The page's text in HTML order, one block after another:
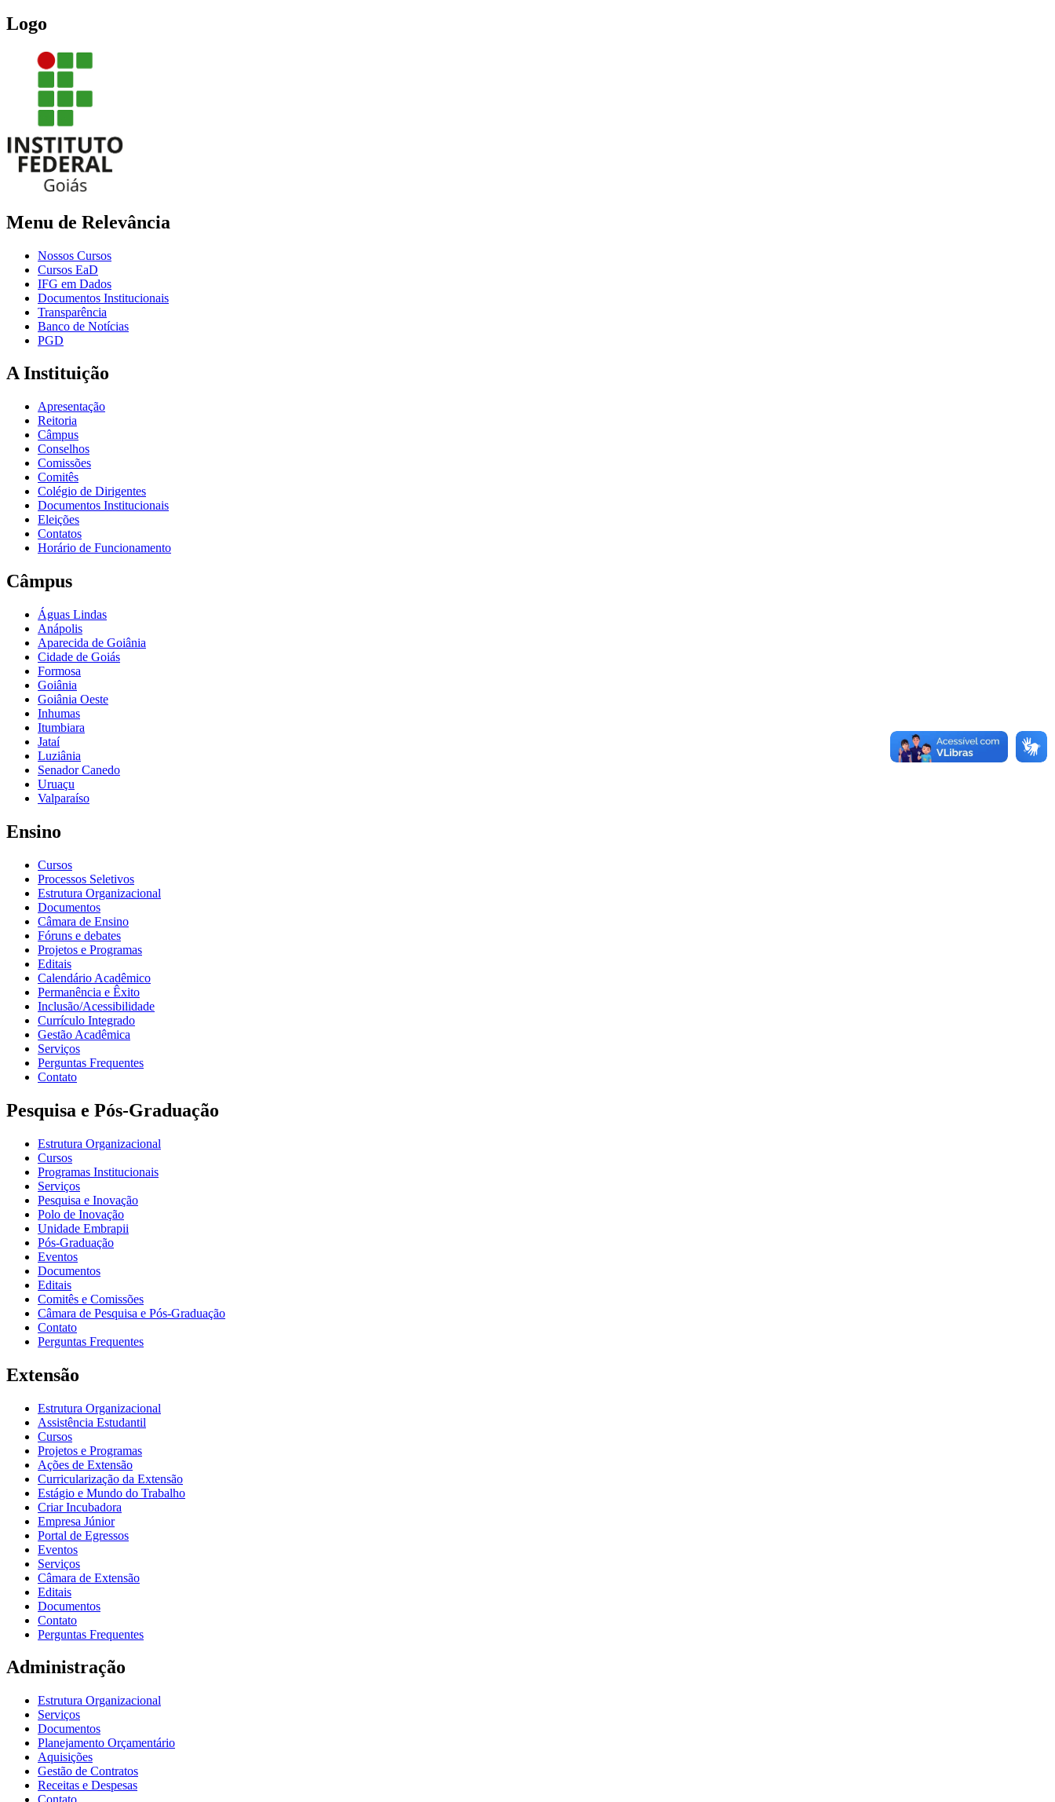
Logo
Menu de Relevância
Nossos Cursos
Cursos EaD
IFG em Dados
Documentos Institucionais
Transparência
Banco de Notícias
PGD
A Instituição
Apresentação
Reitoria
Câmpus
Conselhos
Comissões
Comitês
Colégio de Dirigentes
Documentos Institucionais
Eleições
Contatos
Horário de Funcionamento
Câmpus
Águas Lindas
Anápolis
Aparecida de Goiânia
Cidade de Goiás
Formosa
Goiânia
Goiânia Oeste
Inhumas
Itumbiara
Jataí
Luziânia
Senador Canedo
Uruaçu
Valparaíso
Ensino
Cursos
Processos Seletivos
Estrutura Organizacional
Documentos
Câmara de Ensino
Fóruns e debates
Projetos e Programas
Editais
Calendário Acadêmico
Permanência e Êxito
Inclusão/Acessibilidade
Currículo Integrado
Gestão Acadêmica
Serviços
Perguntas Frequentes
Contato
Pesquisa e Pós-Graduação
Estrutura Organizacional
Cursos
Programas Institucionais
Serviços
Pesquisa e Inovação
Polo de Inovação
Unidade Embrapii
Pós-Graduação
Eventos
Documentos
Editais
Comitês e Comissões
Câmara de Pesquisa e Pós-Graduação
Contato
Perguntas Frequentes
Extensão
Estrutura Organizacional
Assistência Estudantil
Cursos
Projetos e Programas
Ações de Extensão
Curricularização da Extensão
Estágio e Mundo do Trabalho
Criar Incubadora
Empresa Júnior
Portal de Egressos
Eventos
Serviços
Câmara de Extensão
Editais
Documentos
Contato
Perguntas Frequentes
Administração
Estrutura Organizacional
Serviços
Documentos
Planejamento Orçamentário
Aquisições
Gestão de Contratos
Receitas e Despesas